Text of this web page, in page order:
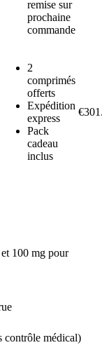
remise sur
prochaine
commande
2
comprimés
offerts
Expédition
express
Pack
cadeau
inclus
100 mg pour
contrôle médical)